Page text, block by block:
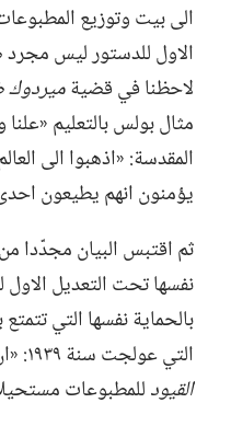
الى بيت وتوزيع
الاول للدستور ليس
لاحظنا في قضيةميردوك
مثال بولس بالتعليم
يؤمنون انهم يطيعون
نفسها تحت التعديل الاول
بالحماية نفسها التي
التي عولجت سنة ١٩٣٩:‏ «ان طلب الترخيص لممارسة الرقابة الذي يجعل التوزيع
القيودللمطبوعات